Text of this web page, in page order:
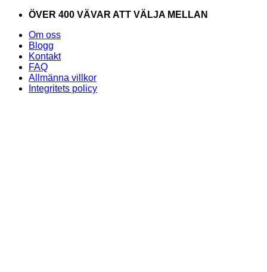
Skip
content
ÖVER 400 VÄVAR ATT VÄLJA MELLAN
Om oss
Blogg
Kontakt
FAQ
Allmänna villkor
Integritets policy